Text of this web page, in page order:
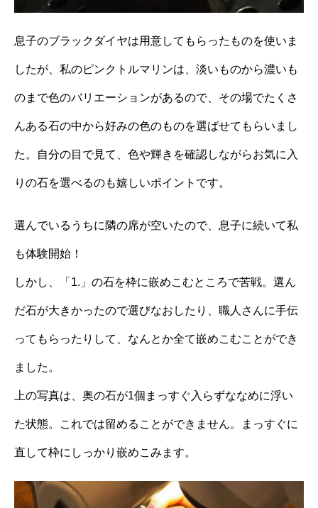
息子のブラックダイヤは用意してもらったものを使いま
したが、私のピンクトルマリンは、淡いものから濃いも
のまで色のバリエーションがあるので、その場でたくさ
んある石の中から好みの色のものを選ばせてもらいまし
た。自分の目で見て、色や輝きを確認しながらお気に入
りの石を選べるのも嬉しいポイントです。
選んでいるうちに隣の席が空いたので、息子に続いて私
も体験開始！
しかし、「1.」の石を枠に嵌めこむところで苦戦。選ん
だ石が大きかったので選びなおしたり、職人さんに手伝
ってもらったりして、なんとか全て嵌めこむことができ
ました。
上の写真は、奥の石が1個まっすぐ入らずななめに浮い
た状態。これでは留めることができません。まっすぐに
直して枠にしっかり嵌めこみます。